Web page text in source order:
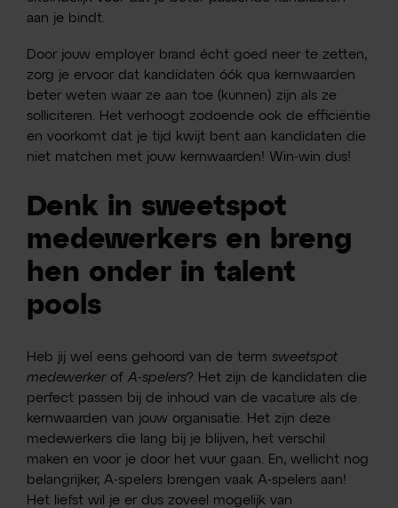
aan je bindt.
Door jouw employer brand écht goed neer te zetten,
zorg je ervoor dat kandidaten óók qua kernwaarden
beter weten waar ze aan toe (kunnen) zijn als ze
solliciteren. Het verhoogt zodoende ook de efficiëntie
en voorkomt dat je tijd kwijt bent aan kandidaten die
niet matchen met jouw kernwaarden! Win-win dus!
Denk in sweetspot
medewerkers en breng
hen onder in talent
pools
Heb jij wel eens gehoord van de termsweetspot
medewerkerofA-spelers? Het zijn de kandidaten die
perfect passen bij de inhoud van de vacature als de
kernwaarden van jouw organisatie. Het zijn deze
medewerkers die lang bij je blijven, het verschil
maken en voor je door het vuur gaan. En, wellicht nog
belangrijker, A-spelers brengen vaak A-spelers aan!
Het liefst wil je er dus zoveel mogelijk van